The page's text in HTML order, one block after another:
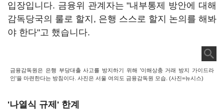
입장입니다. 금융위 관계자는 "내부통제 방안에 대해
감독당국의 룰로 할지, 은행 스스로 할지 논의를 해봐
야 한다"고 했습니다.
금융감독원은 은행 부당대출 사고를 방지하기 위해 '이해상충 거래 방지 가이드라
인'을 마련한다는 방침이다. 사진은 서울 여의도 금융감독원 모습. (사진=뉴시스)
'나열식 규제' 한계